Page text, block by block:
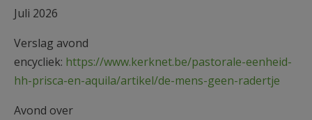
Juli 2026
Verslag avond
encycliek: https://www.kerknet.be/pastorale-eenheid-
hh-prisca-en-aquila/artikel/de-mens-geen-radertje
Avond over